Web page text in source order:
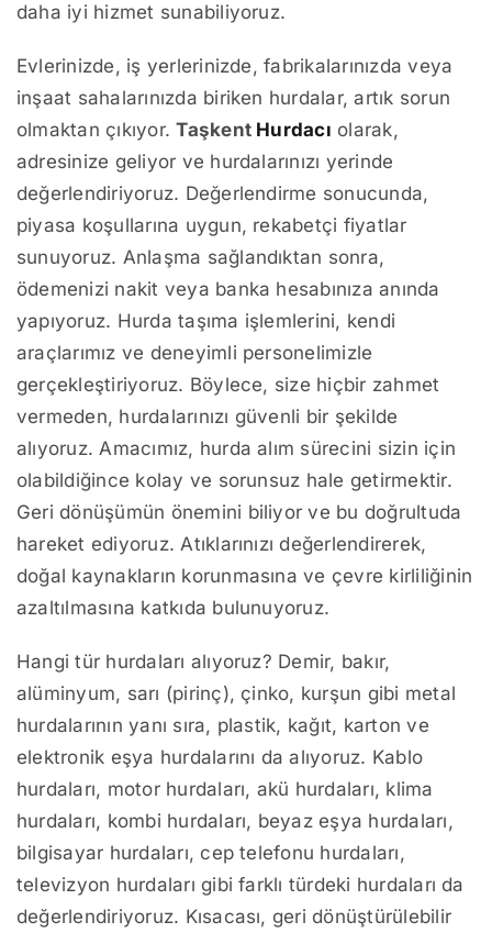
daha iyi hizmet sunabiliyoruz.
Evlerinizde, iş yerlerinizde, fabrikalarınızda veya
inşaat sahalarınızda biriken hurdalar, artık sorun
olmaktan çıkıyor.Taşkent Hurdacı olarak,
adresinize geliyor ve hurdalarınızı yerinde
değerlendiriyoruz. Değerlendirme sonucunda,
piyasa koşullarına uygun, rekabetçi fiyatlar
sunuyoruz. Anlaşma sağlandıktan sonra,
ödemenizi nakit veya banka hesabınıza anında
yapıyoruz. Hurda taşıma işlemlerini, kendi
araçlarımız ve deneyimli personelimizle
gerçekleştiriyoruz. Böylece, size hiçbir zahmet
vermeden, hurdalarınızı güvenli bir şekilde
alıyoruz. Amacımız, hurda alım sürecini sizin için
olabildiğince kolay ve sorunsuz hale getirmektir.
Geri dönüşümün önemini biliyor ve bu doğrultuda
hareket ediyoruz. Atıklarınızı değerlendirerek,
doğal kaynakların korunmasına ve çevre kirliliğinin
azaltılmasına katkıda bulunuyoruz.
Hangi tür hurdaları alıyoruz? Demir, bakır,
alüminyum, sarı (pirinç), çinko, kurşun gibi metal
hurdalarının yanı sıra, plastik, kağıt, karton ve
elektronik eşya hurdalarını da alıyoruz. Kablo
hurdaları, motor hurdaları, akü hurdaları, klima
hurdaları, kombi hurdaları, beyaz eşya hurdaları,
bilgisayar hurdaları, cep telefonu hurdaları,
televizyon hurdaları gibi farklı türdeki hurdaları da
değerlendiriyoruz. Kısacası, geri dönüştürülebilir